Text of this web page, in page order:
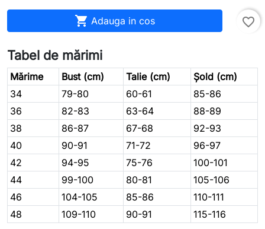
 Adauga in cos favorite_border
Tabel de mărimi
Mărime Bust (cm) Talie (cm)
Șold (cm)
34
79-80 60-61
85-86
36
82-83 63-64
88-89
38
86-87 67-68
92-93
40
90-91 71-72
96-97
42
94-95 75-76
100-101
44
99-100 80-81
105-106
46
104-105 85-86
110-111
48
109-110 90-91 115-116